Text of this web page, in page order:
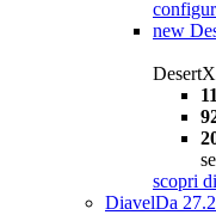
new
scopri
DiavelDa